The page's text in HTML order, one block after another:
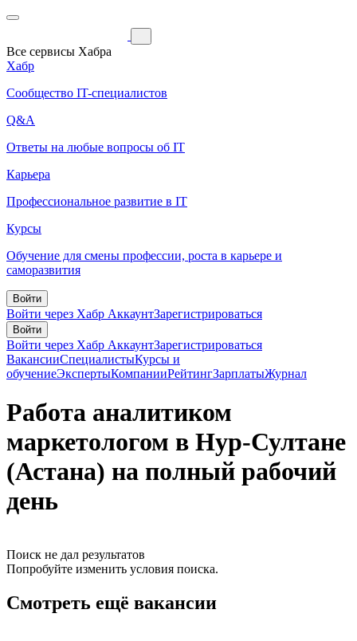
Все сервисы Хабра
Хабр
Сообщество IT-специалистов
Q&A
Ответы на любые вопросы об IT
Карьера
Профессиональное развитие в IT
Курсы
Обучение для смены профессии, роста в карьере и
саморазвития
Войти
Войти через Хабр АккаунтЗарегистрироваться
Войти
Войти через Хабр АккаунтЗарегистрироваться
ВакансииСпециалистыКурсы и
обучениеЭкспертыКомпанииРейтингЗарплатыЖурнал
Работа аналитиком
маркетологом в Нур-Султане
(Астана) на полный рабочий
день
Поиск не дал результатов
Попробуйте изменить условия поиска.
Смотреть ещё вакансии